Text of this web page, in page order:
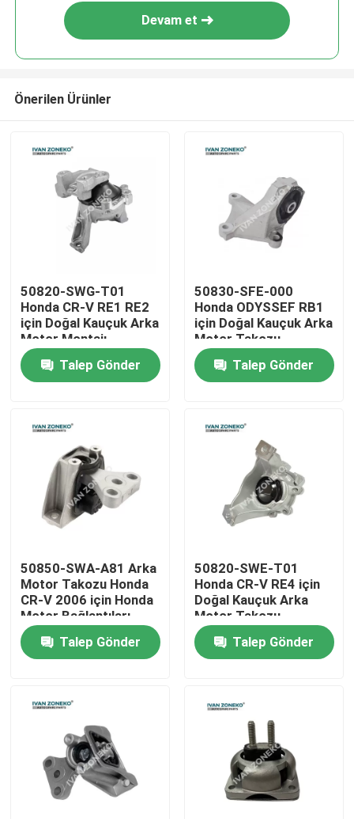
Ev
Videolar
VR Gösterisi
Hakkımızda
Fabrika turu
Kalite kontrol
Bize Ulaşın
Haberler
Devam et
Önerilen Ürünler
50820-SWG-T01
Honda CR-V RE1 RE2
için Doğal Kauçuk Arka
Motor Montajı
Talep Gönder
50830-SFE-000
Honda ODYSSEF RB1
için Doğal Kauçuk Arka
Motor Takozu
Talep Gönder
50850-SWA-A81 Arka
Motor Takozu Honda
CR-V 2006 için Honda
Motor Bağlantıları
Talep Gönder
50820-SWE-T01
Honda CR-V RE4 için
Doğal Kauçuk Arka
Motor Takozu
Talep Gönder